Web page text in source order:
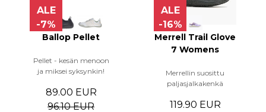
ALE
-7%
Ballop Pellet
Pellet - kesän menoon
ja miksei syksynkin!
89.00 EUR
96.10 EUR
ALE
-16%
Merrell Trail Glove
7 Womens
Merrellin suosittu
paljasjalkakenkä
119.90 EUR